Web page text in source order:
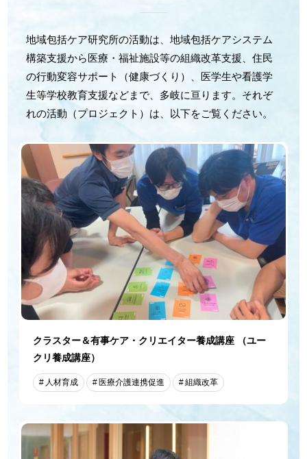
地域包括ケア研究所の活動は、地域包括ケアシステム
構築支援から医療・福祉施設等の組織改革支援、住民
の行動変容サポート（健康づくり）、医学生や看護学
生等学校教育支援などまで、多岐に亘ります。それぞ
れの活動（プロジェクト）は、以下をご覧ください。
クラスター＆有事ケア・クリエイター養成講座 （ユー
クリ養成講座）
人材育成 医療介護連携促進 組織改革